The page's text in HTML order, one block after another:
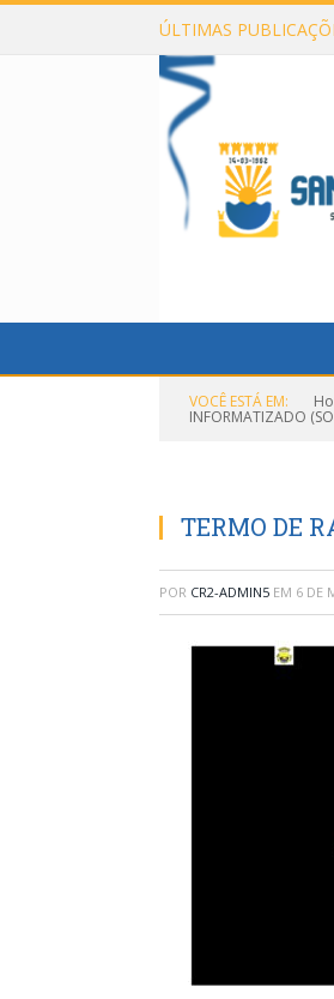
ÚLTIMAS
VOCÊ ESTÁ EM:
INFORMATIZADO
TERMO DE
POR CR2-ADMIN5 EM 6 DE